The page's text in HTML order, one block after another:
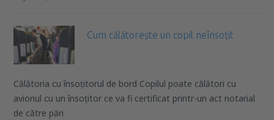
Cum călătorește un copil neînsoțit
Călătoria cu însoțitorul de bord Copilul poate călători cu
avionul cu un însoțitor ce va fi certificat printr-un act notarial
de către pări